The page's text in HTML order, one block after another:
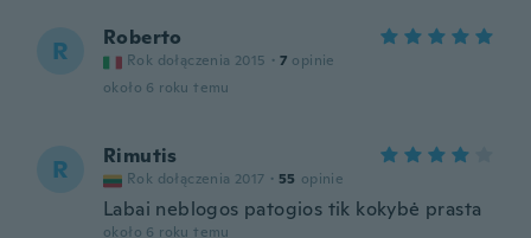
R Roberto
Rok dołączenia 2015 · 7 opinie
około 6 roku temu
R Rimutis
Rok dołączenia 2017 · 55 opinie
Labai neblogos patogios tik kokybė prasta
około 6 roku temu